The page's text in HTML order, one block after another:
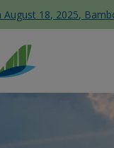
August 18, 2025,